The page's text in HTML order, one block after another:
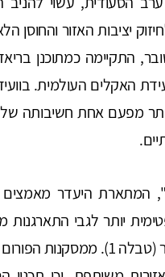
יציבות האזור והחוסן
בו. יום לאחר פרוץ המלחמה ב-8 באוקטובר, התקיימה
האקלים העולמית.
מפעם אחת חשיבותה
המתארת היעדר מאמצים
יותר לגבי
של מדינות לפעולה, ובהתאם צפי ההתחממות נמוך ואיטי יותר